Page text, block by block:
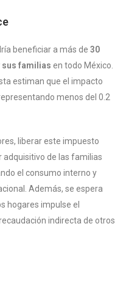
beneficiar a más de 30
familias en todo México.
estiman que el impacto
menos del 0.2
liberar este impuesto
de las familias
el consumo interno y
Además, se espera
hogares impulse el
indirecta de otros